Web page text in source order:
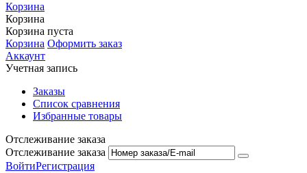
Корзина
Корзина
Корзина пуста
Корзина Оформить заказ
Аккаунт
Учетная запись
Заказы
Список сравнения
Избранные товары
Отслеживание заказа
Отслеживание заказа
ВойтиРегистрация